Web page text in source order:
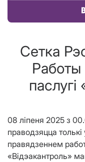
Сетка
Работы
паслугi
08 ліпеня 2025 з
праводзяцца
правядзеннем
«Відэакантроль»